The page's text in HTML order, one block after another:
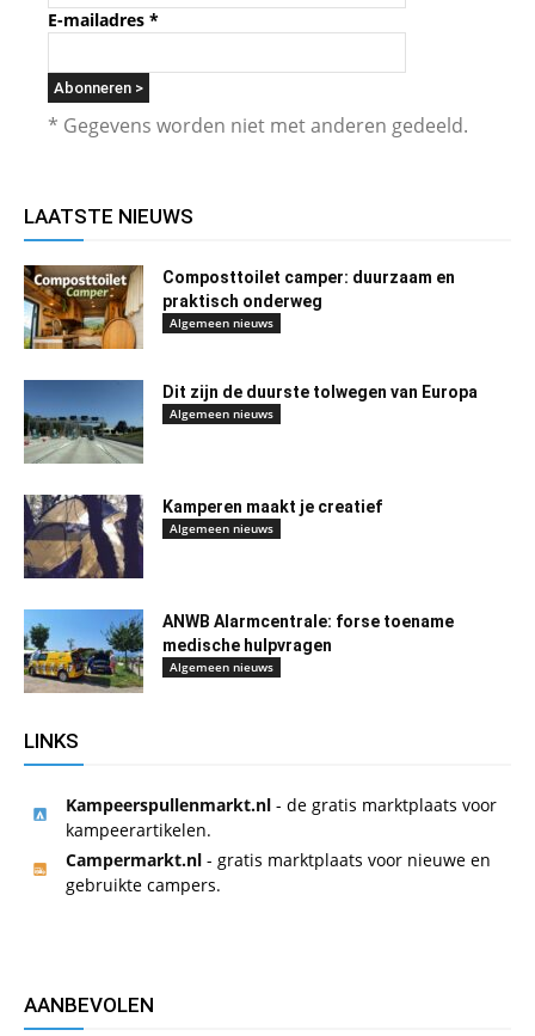
E-mailadres *
* Gegevens worden niet met anderen gedeeld.
LAATSTE NIEUWS
Composttoilet camper: duurzaam en
praktisch onderweg
Algemeen nieuws
Dit zijn de duurste tolwegen van Europa
Algemeen nieuws
Kamperen maakt je creatief
Algemeen nieuws
ANWB Alarmcentrale: forse toename
medische hulpvragen
Algemeen nieuws
LINKS
Kampeerspullenmarkt.nl - de gratis marktplaats voor
kampeerartikelen.
Campermarkt.nl - gratis marktplaats voor nieuwe en
gebruikte campers.
AANBEVOLEN